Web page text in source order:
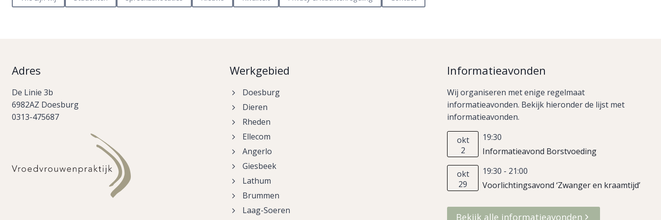
Adres
De Linie 3b
6982AZ Doesburg
0313-475687
Werkgebied
Doesburg
Dieren
Rheden
Ellecom
Angerlo
Giesbeek
Lathum
Brummen
Laag-Soeren
Informatieavonden
Wij organiseren met enige regelmaat
informatieavonden. Bekijk hieronder de lijst met
informatieavonden.
okt
2
19:30
Informatieavond Borstvoeding
okt
29
19:30 - 21:00
Voorlichtingsavond ‘Zwanger en kraamtijd’
Bekijk alle informatieavonden